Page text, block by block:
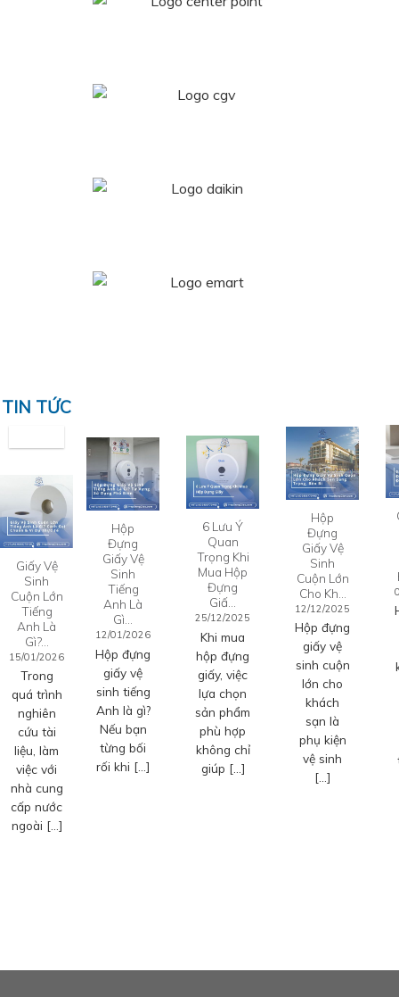
TIN TỨC
Giấy Vệ
Sinh
Cuộn Lớn
Tiếng
Anh Là
Gì?…
15/01/2026
Trong
quá trình
nghiên
cứu tài
liệu, làm
việc với
nhà cung
cấp nước
ngoài […]
Hộp
Đựng
Giấy Vệ
Sinh
Tiếng
Anh Là
Gì…
12/01/2026
Hộp đựng
giấy vệ
sinh tiếng
Anh là gì?
Nếu bạn
từng bối
rối khi […]
6 Lưu Ý
Quan
Trọng Khi
Mua Hộp
Đựng
Giấ…
25/12/2025
Khi mua
hộp đựng
giấy, việc
lựa chọn
sản phẩm
phù hợp
không chỉ
giúp […]
Hộp
Đựng
Giấy Vệ
Sinh
Cuộn Lớn
Cho Kh…
12/12/2025
Hộp đựng
giấy vệ
sinh cuộn
lớn cho
khách
sạn là
phụ kiện
vệ sinh
[…]